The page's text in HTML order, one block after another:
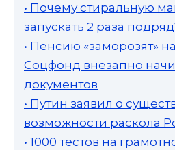
• Почему стиральную
запускать 2 раза
• Пенсию «заморозят»
Соцфонд внезапно
документов
• Путин заявил о
возможности раскола
• 1000 тестов на